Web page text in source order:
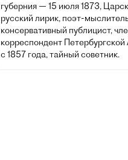
губерния — 15 июля 1873,
русский лирик, поэт-
консервативный публицист,
корреспондент
с 1857 года, тайный советник.